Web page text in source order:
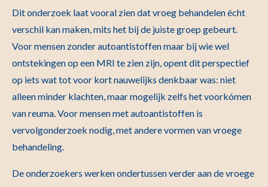
Dit onderzoek laat vooral zien dat vroeg behandelen écht
verschil kan maken, mits het bij de juiste groep gebeurt.
Voor mensen zonder autoantistoffen maar bij wie wel
ontstekingen op een MRI te zien zijn, opent dit perspectief
op iets wat tot voor kort nauwelijks denkbaar was: niet
alleen minder klachten, maar mogelijk zelfs het voorkómen
van reuma. Voor mensen met autoantistoffen is
vervolgonderzoek nodig, met andere vormen van vroege
behandeling.
De onderzoekers werken ondertussen verder aan de vroege